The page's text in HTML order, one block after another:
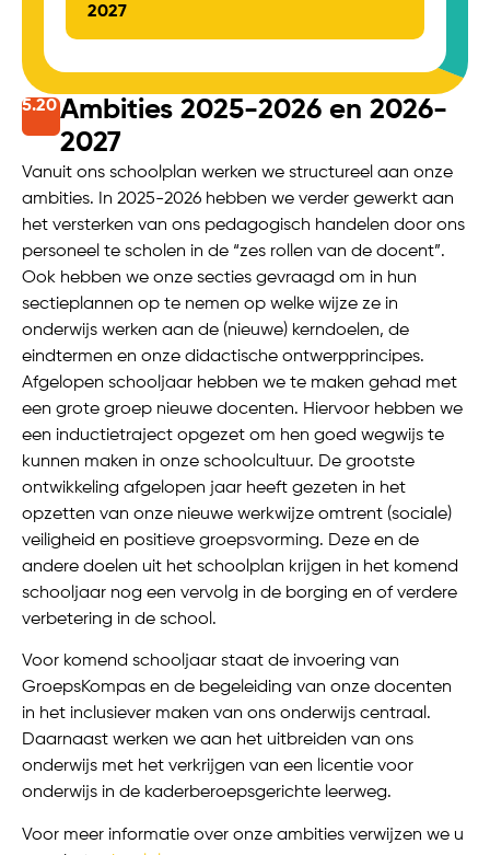
2027
5.20Ambities 2025-2026 en 2026-
2027
Vanuit ons schoolplan werken we structureel aan onze
ambities. In 2025-2026 hebben we verder gewerkt aan
het versterken van ons pedagogisch handelen door ons
personeel te scholen in de “zes rollen van de docent”.
Ook hebben we onze secties gevraagd om in hun
sectieplannen op te nemen op welke wijze ze in
onderwijs werken aan de (nieuwe) kerndoelen, de
eindtermen en onze didactische ontwerpprincipes.
Afgelopen schooljaar hebben we te maken gehad met
een grote groep nieuwe docenten. Hiervoor hebben we
een inductietraject opgezet om hen goed wegwijs te
kunnen maken in onze schoolcultuur. De grootste
ontwikkeling afgelopen jaar heeft gezeten in het
opzetten van onze nieuwe werkwijze omtrent (sociale)
veiligheid en positieve groepsvorming. Deze en de
andere doelen uit het schoolplan krijgen in het komend
schooljaar nog een vervolg in de borging en of verdere
verbetering in de school.
Voor komend schooljaar staat de invoering van
GroepsKompas en de begeleiding van onze docenten
in het inclusiever maken van ons onderwijs centraal.
Daarnaast werken we aan het uitbreiden van ons
onderwijs met het verkrijgen van een licentie voor
onderwijs in de kaderberoepsgerichte leerweg.
Voor meer informatie over onze ambities verwijzen we u